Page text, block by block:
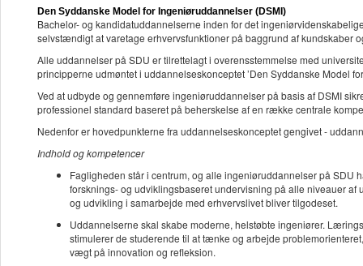
Den Syddanske Model for Ingeniøruddannelser (DSMI)
Bachelor- og kandidatuddannelserne inden for det
selvstændigt at varetage erhvervsfunktioner på baggrund af kundskaber
Alle uddannelser på SDU er tilrettelagt i overensstemmelse med
principperne udmøntet i uddannelseskonceptet ’Den Syddanske Model
Ved at udbyde og gennemføre ingeniøruddannelser på basis af DSMI
professionel standard baseret på beherskelse af en række centrale
Nedenfor er hovedpunkterne fra uddannelseskonceptet gengivet -
Indhold og kompetencer
Fagligheden står i centrum, og alle ingeniøruddannelser på SDU
forsknings- og udviklingsbaseret undervisning på alle niveauer
og udvikling i samarbejde med erhvervslivet bliver tilgodeset.
Uddannelserne skal skabe moderne, helstøbte ingeniører.
stimulerer de studerende til at tænke og arbejde
vægt på innovation og refleksion.